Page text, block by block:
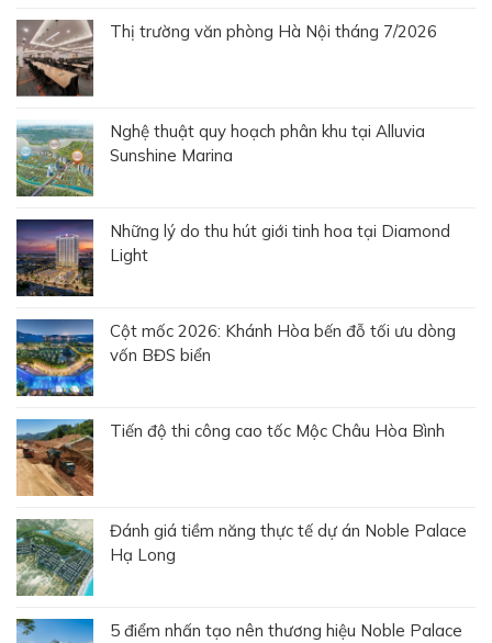
Thị trường văn phòng Hà Nội tháng 7/2026
Nghệ thuật quy hoạch phân khu tại Alluvia
Sunshine Marina
Những lý do thu hút giới tinh hoa tại Diamond
Light
Cột mốc 2026: Khánh Hòa bến đỗ tối ưu dòng
vốn BĐS biển
Tiến độ thi công cao tốc Mộc Châu Hòa Bình
Đánh giá tiềm năng thực tế dự án Noble Palace
Hạ Long
5 điểm nhấn tạo nên thương hiệu Noble Palace